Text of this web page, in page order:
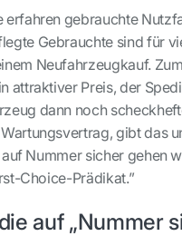
gebrauchte
Gebrauchte sind für
Neufahrzeugkauf.
attraktiver Preis, der
dann noch
gibt das
auf Nummer sicher gehen
Choice-Prädikat.”
auf „Nummer